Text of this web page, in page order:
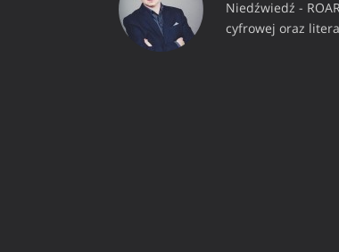
Niedźwiedź -
cyfrowej oraz